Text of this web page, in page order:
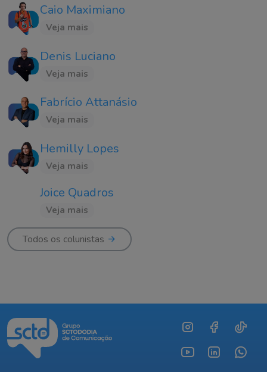
Caio Maximiano
Veja mais
Denis Luciano
Veja mais
Fabrício Attanásio
Veja mais
Hemilly Lopes
Veja mais
Joice Quadros
Veja mais
Todos os colunistas